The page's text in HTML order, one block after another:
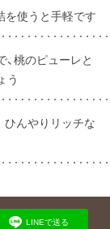
を使うと手軽です
桃のピューレと
う
ひんやりリッチな
LINEで送る